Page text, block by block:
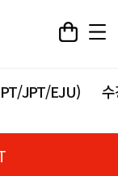
JPT/EJU)